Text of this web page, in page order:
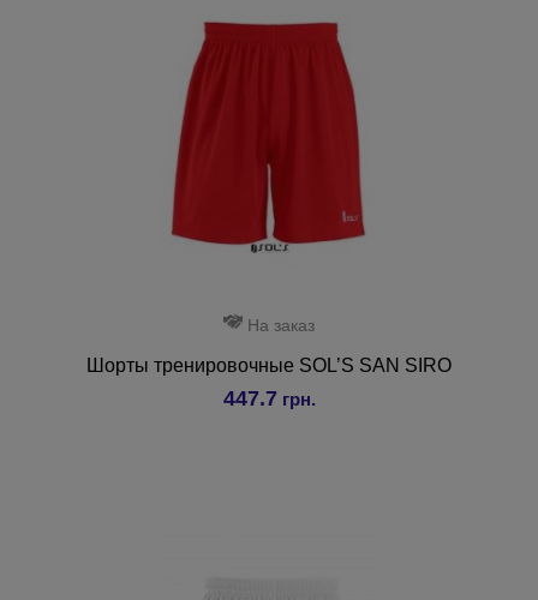
На заказ
Шорты тренировочные SOL’S SAN SIRO
447.7грн.